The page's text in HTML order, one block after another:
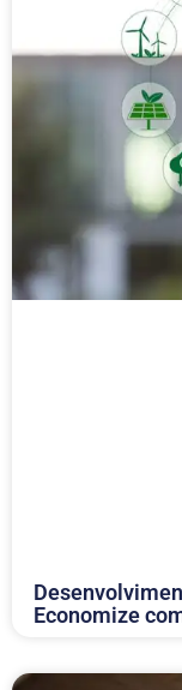
Economize